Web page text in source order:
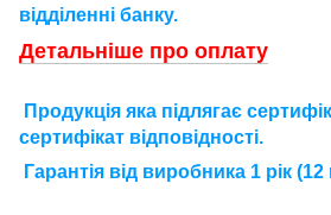
відділенні банку.
Детальніше про оплату
П родукція яка підлягає
сертифікат відповідності.
Гарантія від виробника 1 рік (12